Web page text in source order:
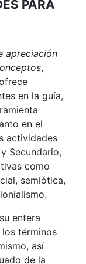
PARA
apreciación
,
en la guía,
en el
actividades
Secundario,
como
semiótica,
entera
términos
así
de la